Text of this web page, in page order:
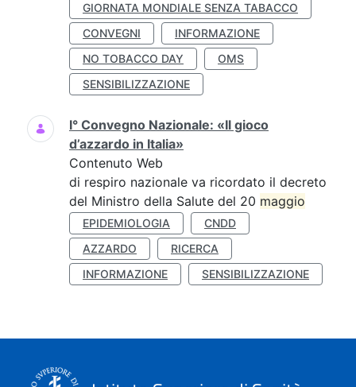
GIORNATA MONDIALE SENZA TABACCO
CONVEGNI
INFORMAZIONE
NO TOBACCO DAY
OMS
SENSIBILIZZAZIONE
I° Convegno Nazionale: «Il gioco
d’azzardo in Italia»
Contenuto Web
di respiro nazionale va ricordato il decreto
del Ministro della Salute del 20 maggio
EPIDEMIOLOGIA
CNDD
AZZARDO
RICERCA
INFORMAZIONE
SENSIBILIZZAZIONE